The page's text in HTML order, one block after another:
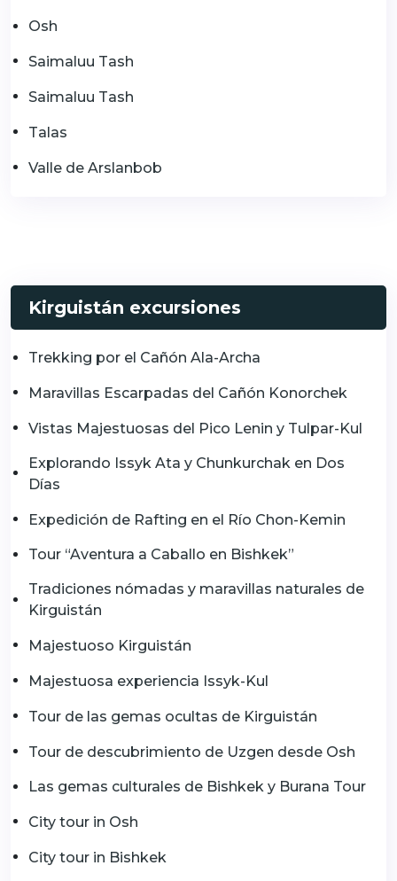
Osh
Saimaluu Tash
Saimaluu Tash
Talas
Valle de Arslanbob
Kirguistán excursiones
Trekking por el Cañón Ala-Archa
Maravillas Escarpadas del Cañón Konorchek
Vistas Majestuosas del Pico Lenin y Tulpar-Kul
Explorando Issyk Ata y Chunkurchak en Dos
Días
Expedición de Rafting en el Río Chon-Kemin
Tour “Aventura a Caballo en Bishkek”
Tradiciones nómadas y maravillas naturales de
Kirguistán
Majestuoso Kirguistán
Majestuosa experiencia Issyk-Kul
Tour de las gemas ocultas de Kirguistán
Tour de descubrimiento de Uzgen desde Osh
Las gemas culturales de Bishkek y Burana Tour
City tour in Osh
City tour in Bishkek